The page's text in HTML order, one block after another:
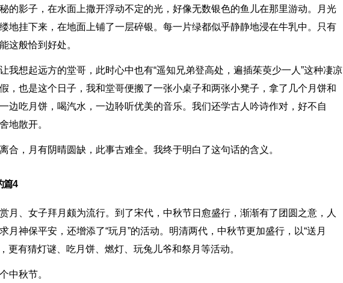
的影子，在水面上撒开浮动不定的光，好像无数银色的鱼儿在那里游动。月光
地挂下来，在地面上铺了一层碎银。每一片绿都似乎静静地浸在牛乳中。只有
这般恰到好处。
我想起远方的堂哥，此时心中也有“遥知兄弟登高处，遍插茱萸少一人”这种凄凉
，也是这个日子，我和堂哥便搬了一张小桌子和两张小凳子，拿了几个月饼和
边吃月饼，喝汽水，一边聆听优美的音乐。我们还学古人吟诗作对，好不自
地散开。
合，月有阴晴圆缺，此事古难全。我终于明白了这句话的含义。
篇4
月、女子拜月颇为流行。到了宋代，中秋节日愈盛行，渐渐有了团圆之意，人
月神保平安，还增添了“玩月”的活动。明清两代，中秋节更加盛行，以“送月
更有猜灯谜、吃月饼、燃灯、玩兔儿爷和祭月等活动。
中秋节。